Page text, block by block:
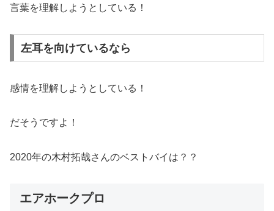
言葉を理解しようとしている！
左耳を向けているなら
感情を理解しようとしている！
だそうですよ！
2020年の木村拓哉さんのベストバイは？？
エアホークプロ